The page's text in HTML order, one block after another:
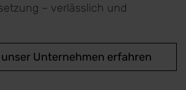
– verlässlich und
Unternehmen erfahren